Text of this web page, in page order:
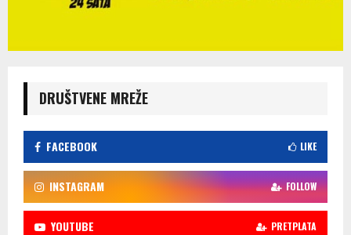
DRUŠTVENE MREŽE
FACEBOOK LIKE
INSTAGRAM FOLLOW
YOUTUBE PRETPLATA